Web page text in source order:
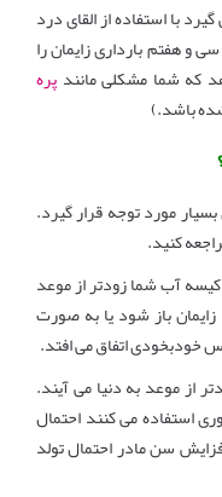
با استفاده از القای درد
و هفتم بارداری زایمان را
که شما مشکلی مانند پره
باشد.)
مورد توجه قرار گیرد.
کنید.
آب شما زودتر از موعد
باز شود یا به صورت
خودبخودی اتفاق می افتد.
از موعد به دنیا می آیند.
استفاده می کنند احتمال
سن مادر احتمال تولد